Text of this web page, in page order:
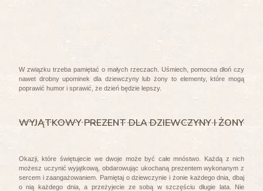
W związku trzeba pamiętać o małych rzeczach. Uśmiech, pomocna dłoń czy
nawet drobny upominek dla dziewczyny lub żony to elementy, które mogą
poprawić humor i sprawić, że dzień będzie lepszy.
WYJĄTKOWY PREZENT DLA DZIEWCZYNY I ŻONY
Okazji, które świętujecie we dwoje może być całe mnóstwo. Każdą z nich
możesz uczynić wyjątkową, obdarowując ukochaną prezentem wykonanym z
sercem i zaangażowaniem. Pamiętaj o dziewczynie i żonie każdego dnia, dbaj
o nią każdego dnia, a przeżyjecie ze sobą w szczęściu długie lata. Nie